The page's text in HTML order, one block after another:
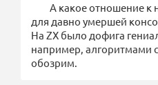
А какое отношение к
для давно умершей
На ZX было дофига
например, алгоритмами
обозрим.